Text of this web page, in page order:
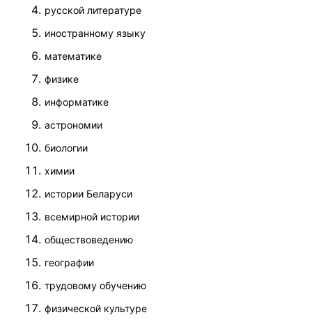
русской литературе
иностранному языку
математике
физике
информатике
астрономии
биологии
химии
истории Беларуси
всемирной истории
обществоведению
географии
трудовому обучению
физической культуре